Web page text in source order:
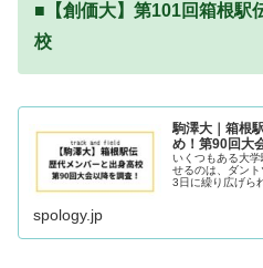
■【創価大】第101回箱根駅
校
駒澤大｜箱根
め！第90回大
いくつもある大
せるのは、ダン
3日に繰り広げら
spology.jp